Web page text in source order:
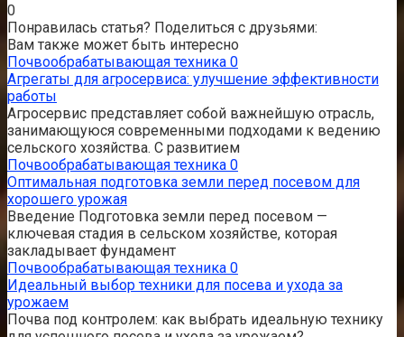
0
Понравилась статья? Поделиться с друзьями:
Вам также может быть интересно
Почвообрабатывающая техника 0
Агрегаты для агросервиса: улучшение эффективности
работы
Агросервис представляет собой важнейшую отрасль,
занимающуюся современными подходами к ведению
сельского хозяйства. С развитием
Почвообрабатывающая техника 0
Оптимальная подготовка земли перед посевом для
хорошего урожая
Введение Подготовка земли перед посевом —
ключевая стадия в сельском хозяйстве, которая
закладывает фундамент
Почвообрабатывающая техника 0
Идеальный выбор техники для посева и ухода за
урожаем
Почва под контролем: как выбрать идеальную технику